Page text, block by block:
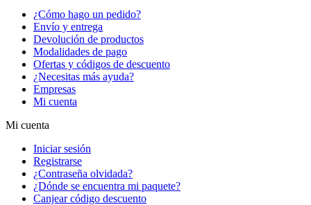
¿Cómo hago un pedido?
Envío y entrega
Devolución de productos
Modalidades de pago
Ofertas y códigos de descuento
¿Necesitas más ayuda?
Empresas
Mi cuenta
Mi cuenta
Iniciar sesión
Registrarse
¿Contraseña olvidada?
¿Dónde se encuentra mi paquete?
Canjear código descuento